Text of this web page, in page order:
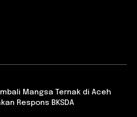
Mangsa Ternak di Aceh
Respons BKSDA